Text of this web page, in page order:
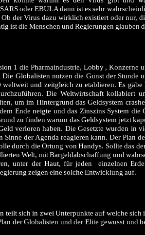
oder EBULA dann ist es sehr
der Virus dazu wirklich existiert oder nur,
ist die Menschen und Regierungen glauben
1 die Pharmaindustrie, Lobby , Konzerne
Globalisten nutzen die Gunst der Stunde
und zeitgleich zu etablieren. Es
Die Weltwirtschaft kollabiert
um im Hintergrund das Geldsystem
Ende neigte und das Zinszins System
zu finden warum das Geldsystem jetzt
verloren haben. Die Gesetzte wurden in
Sinne der Agenda reagieren kann. Der Plan
durch die Ortung von Handys. Sollte das
Welt, mit Bargeldabschaffung und
unter der Haut, für jeden einzelnen
zeigen eine solche Entwicklung auf.
teilt sich in zwei Unterpunkte auf welche
der Globalisten und der Elite gewusst und